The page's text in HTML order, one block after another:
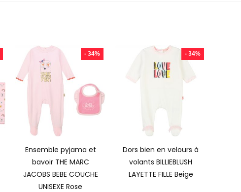
- 34%
Ensemble pyjama et
bavoir THE MARC
JACOBS BEBE COUCHE
UNISEXE Rose
- 34%
Dors bien en velours à
volants BILLIEBLUSH
LAYETTE FILLE Beige